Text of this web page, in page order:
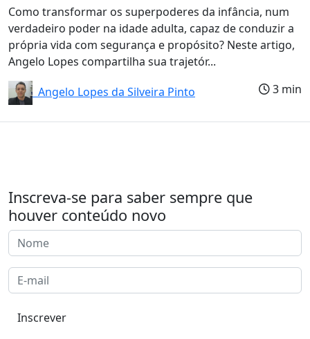
Como transformar os superpoderes da infância, num
verdadeiro poder na idade adulta, capaz de conduzir a
própria vida com segurança e propósito? Neste artigo,
Angelo Lopes compartilha sua trajetór...
Angelo Lopes da Silveira Pinto
3 min
Inscreva-se para saber sempre que
houver conteúdo novo
Inscrever